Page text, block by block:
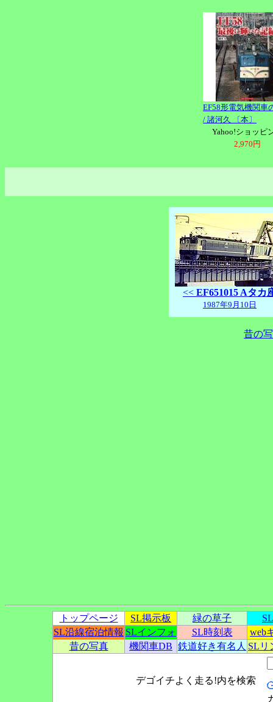
EF58形電気機関車
/ 諸河久 〔本〕
Yahoo!ショッピ
2,970円
<< EF651015 Aタカ
1987年9月10日
昔の
トップページ SL掲示板 緑の草子
SL沿線宿泊情報 SLインフォ SL時刻表
web
昔の写真
機関車DB 鉄道好き有名人 SLリ
デゴイチよく走る!内を検索